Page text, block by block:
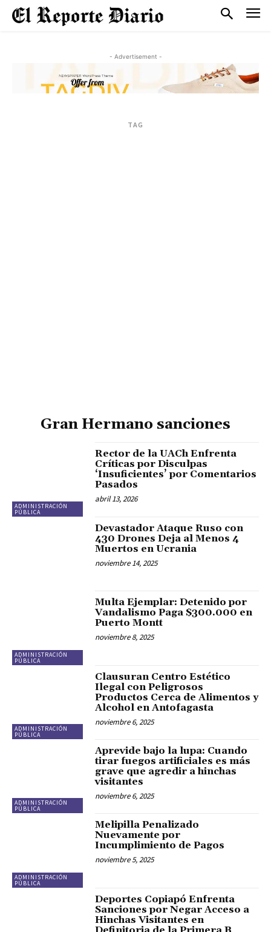
- Advertisement -
TAG
Gran Hermano sanciones
ADMINISTRACIÓN
PÚBLICA
Rector de la UACh Enfrenta
Críticas por Disculpas
‘Insuficientes’ por Comentarios
Pasados
abril 13, 2026
Devastador Ataque Ruso con
430 Drones Deja al Menos 4
Muertos en Ucrania
noviembre 14, 2025
ADMINISTRACIÓN
PÚBLICA
Multa Ejemplar: Detenido por
Vandalismo Paga $300.000 en
Puerto Montt
noviembre 8, 2025
ADMINISTRACIÓN
PÚBLICA
Clausuran Centro Estético
Ilegal con Peligrosos
Productos Cerca de Alimentos y
Alcohol en Antofagasta
noviembre 6, 2025
ADMINISTRACIÓN
PÚBLICA
Aprevide bajo la lupa: Cuando
tirar fuegos artificiales es más
grave que agredir a hinchas
visitantes
noviembre 6, 2025
ADMINISTRACIÓN
PÚBLICA
Melipilla Penalizado
Nuevamente por
Incumplimiento de Pagos
noviembre 5, 2025
Deportes Copiapó Enfrenta
Sanciones por Negar Acceso a
Hinchas Visitantes en